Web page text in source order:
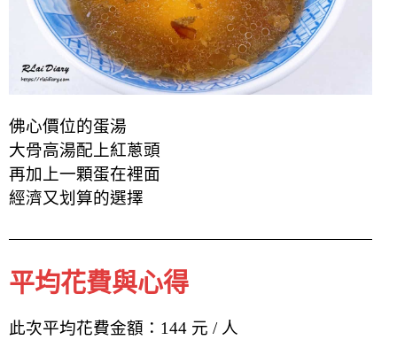
佛心價位的蛋湯
大骨高湯配上紅蔥頭
再加上一顆蛋在裡面
經濟又划算的選擇
平均花費與心得
此次平均花費金額：144 元 / 人